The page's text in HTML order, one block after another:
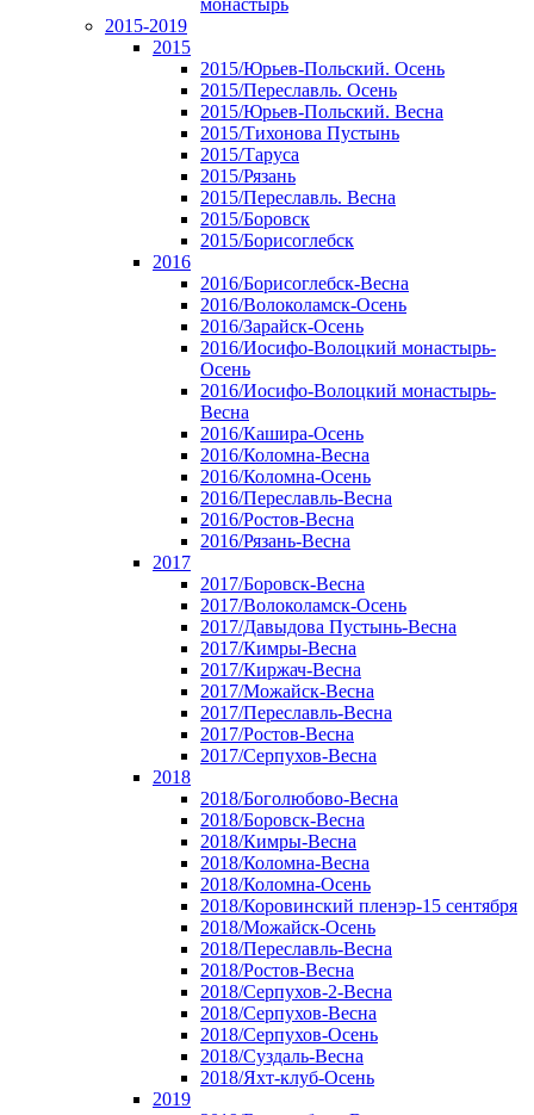
монастырь
2015-2019
2015
2015/Юрьев-Польский. Осень
2015/Переславль. Осень
2015/Юрьев-Польский. Весна
2015/Тихонова Пустынь
2015/Таруса
2015/Рязань
2015/Переславль. Весна
2015/Боровск
2015/Борисоглебск
2016
2016/Борисоглебск-Весна
2016/Волоколамск-Осень
2016/Зарайск-Осень
2016/Иосифо-Волоцкий монастырь-
Осень
2016/Иосифо-Волоцкий монастырь-
Весна
2016/Кашира-Осень
2016/Коломна-Весна
2016/Коломна-Осень
2016/Переславль-Весна
2016/Ростов-Весна
2016/Рязань-Весна
2017
2017/Боровск-Весна
2017/Волоколамск-Осень
2017/Давыдова Пустынь-Весна
2017/Кимры-Весна
2017/Киржач-Весна
2017/Можайск-Весна
2017/Переславль-Весна
2017/Ростов-Весна
2017/Серпухов-Весна
2018
2018/Боголюбово-Весна
2018/Боровск-Весна
2018/Кимры-Весна
2018/Коломна-Весна
2018/Коломна-Осень
2018/Коровинский пленэр-15 сентября
2018/Можайск-Осень
2018/Переславль-Весна
2018/Ростов-Весна
2018/Серпухов-2-Весна
2018/Серпухов-Весна
2018/Серпухов-Осень
2018/Суздаль-Весна
2018/Яхт-клуб-Осень
2019